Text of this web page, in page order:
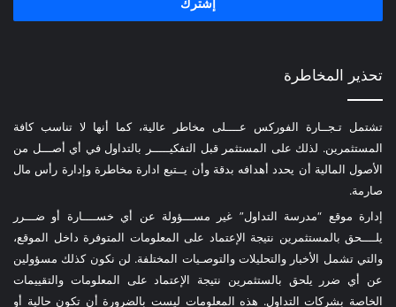
تحذير المخاطرة
تشتمل تـجــارة الفوركس عــــلى مخاطر عالية، كما أنها لا تناسب كافة
المستثمرين. لذلك على المستثمر قبل التفكيـــــر بالتداول في أي أصـــل من
الأصول المالية أن يحدد أهدافه بدقة وأن يــتبع ادارة مخاطرة وإدارة رأس مال
صارمة.
إدارة موقع “مدرسة التداول” غير مســـؤولة عن أي خســــارة أو ضـــرر
يلــــحق بالمستثمرين نتيجة الإعتماد على المعلومات المتوفرة داخل الموقع،
والتي تشمل الأخبار والتحليلات والتوصـيات المختلفة. لن نكون كذلك مسؤولين
عن أي ضرر يلحق بالستثمرين نتيجة الإعتماد على المعلومات والتقييمات
الخاصة بشركات التداول. هذه المعلومات ليست بالضرورة أن تكون حالية أو